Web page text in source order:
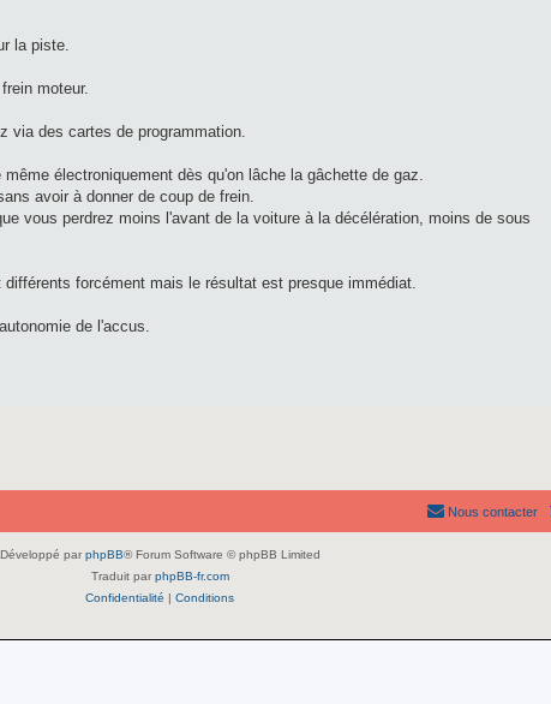
la piste.
moteur.
des cartes de programmation.
électroniquement dès qu'on lâche la gâchette de gaz.
avoir à donner de coup de frein.
vous perdrez moins l'avant de la voiture à la décélération, moins de sous
forcément mais le résultat est presque immédiat.
de l'accus.
Nous contacter
Développé par phpBB® Forum Software © phpBB Limited
Traduit par phpBB-fr.com
Confidentialité | Conditions